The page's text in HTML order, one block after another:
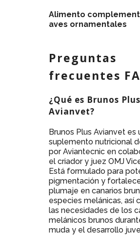
Alimento
aves ornamentales
Preguntas
frecuentes
¿Qué es Brunos Plus
Avianvet?
Brunos Plus Avianvet es
suplemento nutricional
por Aviantecnic en
el criador y juez OMJ
Está formulado para
pigmentación y
plumaje en canarios
especies melánicas, así
las necesidades de los
melánicos brunos
muda y el desarrollo